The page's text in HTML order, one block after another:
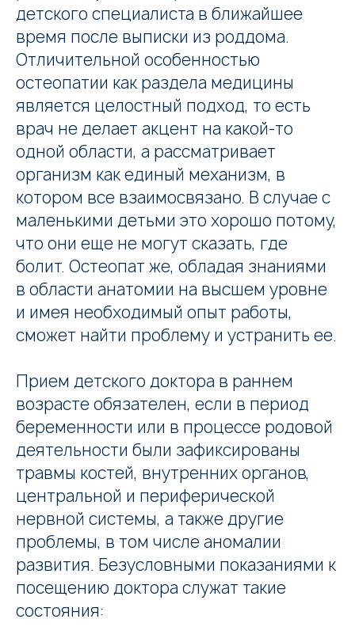
детского специалиста в ближайшее
время после выписки из роддома.
Отличительной особенностью
остеопатии как раздела медицины
является целостный подход, то есть
врач не делает акцент на какой-то
одной области, а рассматривает
организм как единый механизм, в
котором все взаимосвязано. В случае с
маленькими детьми это хорошо потому,
что они еще не могут сказать, где
болит. Остеопат же, обладая знаниями
в области анатомии на высшем уровне
и имея необходимый опыт работы,
сможет найти проблему и устранить ее.
Прием детского доктора в раннем
возрасте обязателен, если в период
беременности или в процессе родовой
деятельности были зафиксированы
травмы костей, внутренних органов,
центральной и периферической
нервной системы, а также другие
проблемы, в том числе аномалии
развития. Безусловными показаниями к
посещению доктора служат такие
состояния: